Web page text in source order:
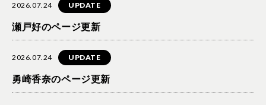
2026.07.24 UPDATE
瀬戸好のページ更新
2026.07.24 UPDATE
勇崎香奈のページ更新